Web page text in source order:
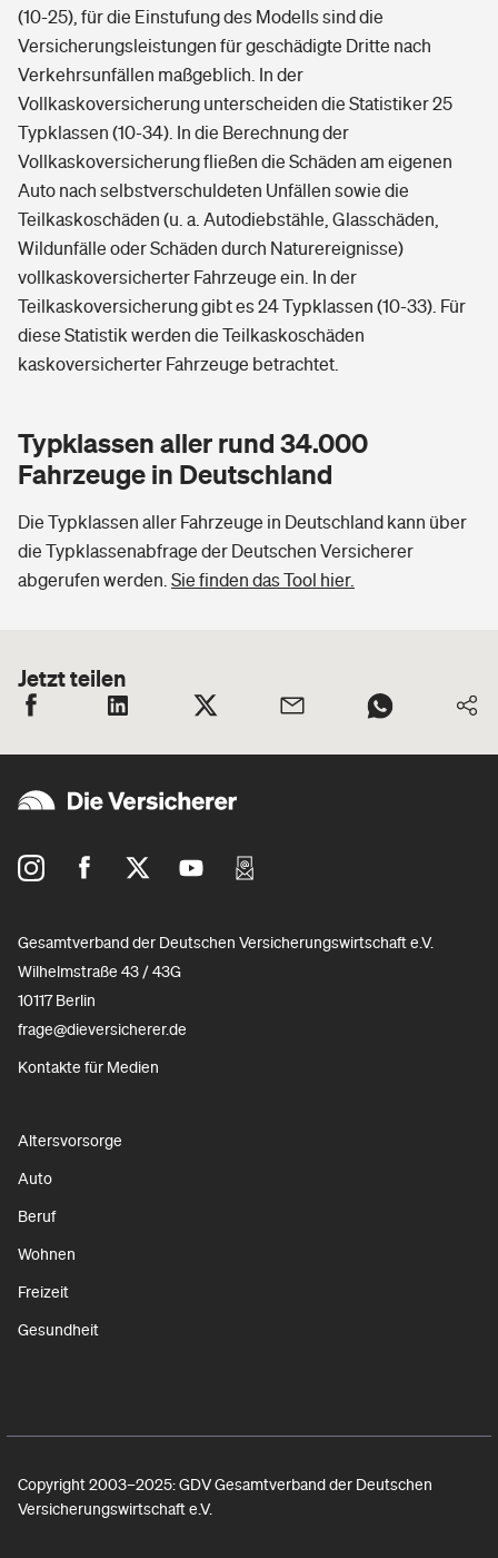
(10-25), für die Einstufung des Modells sind die
Versicherungsleistungen für geschädigte Dritte nach
Verkehrsunfällen maßgeblich. In der
Vollkaskoversicherung unterscheiden die Statistiker 25
Typklassen (10-34). In die Berechnung der
Vollkaskoversicherung fließen die Schäden am eigenen
Auto nach selbstverschuldeten Unfällen sowie die
Teilkaskoschäden (u. a. Autodiebstähle, Glasschäden,
Wildunfälle oder Schäden durch Naturereignisse)
vollkaskoversicherter Fahrzeuge ein. In der
Teilkaskoversicherung gibt es 24 Typklassen (10-33). Für
diese Statistik werden die Teilkaskoschäden
kaskoversicherter Fahrzeuge betrachtet.
Typklassen aller rund 34.000
Fahrzeuge in Deutschland
Die Typklassen aller Fahrzeuge in Deutschland kann über
die Typklassenabfrage der Deutschen Versicherer
abgerufen werden. Sie finden das Tool hier.
Jetzt teilen
Gesamtverband der Deutschen Versicherungswirtschaft e.V.
Wilhelmstraße 43 / 43G
10117 Berlin
frage@dieversicherer.de
Kontakte für Medien
Altersvorsorge
Auto
Beruf
Wohnen
Freizeit
Gesundheit
Copyright 2003–2025: GDV Gesamtverband der Deutschen
Versicherungswirtschaft e.V.